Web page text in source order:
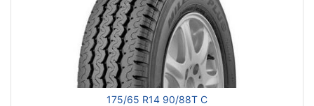
175/65 R14 90/88T C